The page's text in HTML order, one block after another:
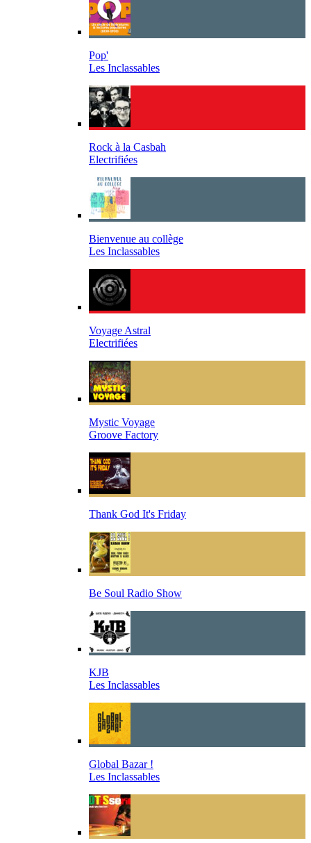
Pop'
Les Inclassables
Rock à la Casbah
Electrifiées
Bienvenue au collège
Les Inclassables
Voyage Astral
Electrifiées
Mystic Voyage
Groove Factory
Thank God It's Friday
Be Soul Radio Show
KJB
Les Inclassables
Global Bazar !
Les Inclassables